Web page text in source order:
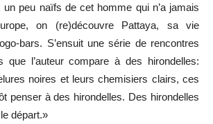
peu naïfs de cet homme qui n’a jamais
on (re)découvre Pattaya, sa vie
bars. S’ensuit une série de rencontres
que l’auteur compare à des hirondelles:
noires et leurs chemisiers clairs, ces
penser à des hirondelles. Des hirondelles
départ.»